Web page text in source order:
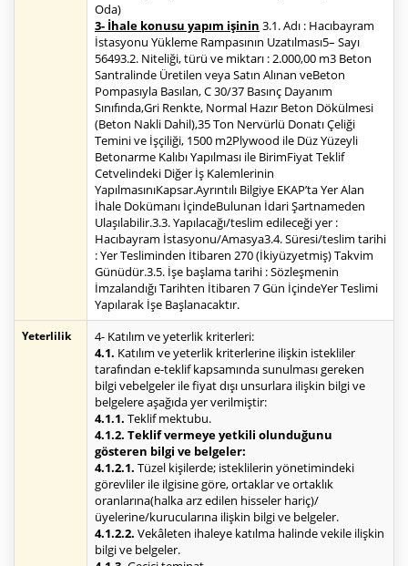
Oda)
3- İhale konusu yapım işinin 3.1. Adı : Hacıbayram
İstasyonu Yükleme Rampasının Uzatılması5– Sayı
56493.2. Niteliği, türü ve miktarı : 2.000,00 m3 Beton
Santralinde Üretilen veya Satın Alınan veBeton
Pompasıyla Basılan, C 30/37 Basınç Dayanım
Sınıfında,Gri Renkte, Normal Hazır Beton Dökülmesi
(Beton Nakli Dahil),35 Ton Nervürlü Donatı Çeliği
Temini ve İşçiliği, 1500 m2Plywood ile Düz Yüzeyli
Betonarme Kalıbı Yapılması ile BirimFiyat Teklif
Cetvelindeki Diğer İş Kalemlerinin
YapılmasınıKapsar.Ayrıntılı Bilgiye EKAP’ta Yer Alan
İhale Dokümanı İçindeBulunan İdari Şartnameden
Ulaşılabilir.3.3. Yapılacağı/teslim edileceği yer :
Hacıbayram İstasyonu/Amasya3.4. Süresi/teslim tarihi
: Yer Tesliminden İtibaren 270 (İkiyüzyetmiş) Takvim
Günüdür.3.5. İşe başlama tarihi : Sözleşmenin
İmzalandığı Tarihten İtibaren 7 Gün İçindeYer Teslimi
Yapılarak İşe Başlanacaktır.
Yeterlilik
4- Katılım ve yeterlik kriterleri:
4.1. Katılım ve yeterlik kriterlerine ilişkin istekliler
tarafından e-teklif kapsamında sunulması gereken
bilgi vebelgeler ile fiyat dışı unsurlara ilişkin bilgi ve
belgelere aşağıda yer verilmiştir:
4.1.1. Teklif mektubu.
4.1.2. Teklif vermeye yetkili olunduğunu
gösteren bilgi ve belgeler:
4.1.2.1. Tüzel kişilerde; isteklilerin yönetimindeki
görevliler ile ilgisine göre, ortaklar ve ortaklık
oranlarına(halka arz edilen hisseler hariç)/
üyelerine/kurucularına ilişkin bilgi ve belgeler.
4.1.2.2. Vekâleten ihaleye katılma halinde vekile ilişkin
bilgi ve belgeler.